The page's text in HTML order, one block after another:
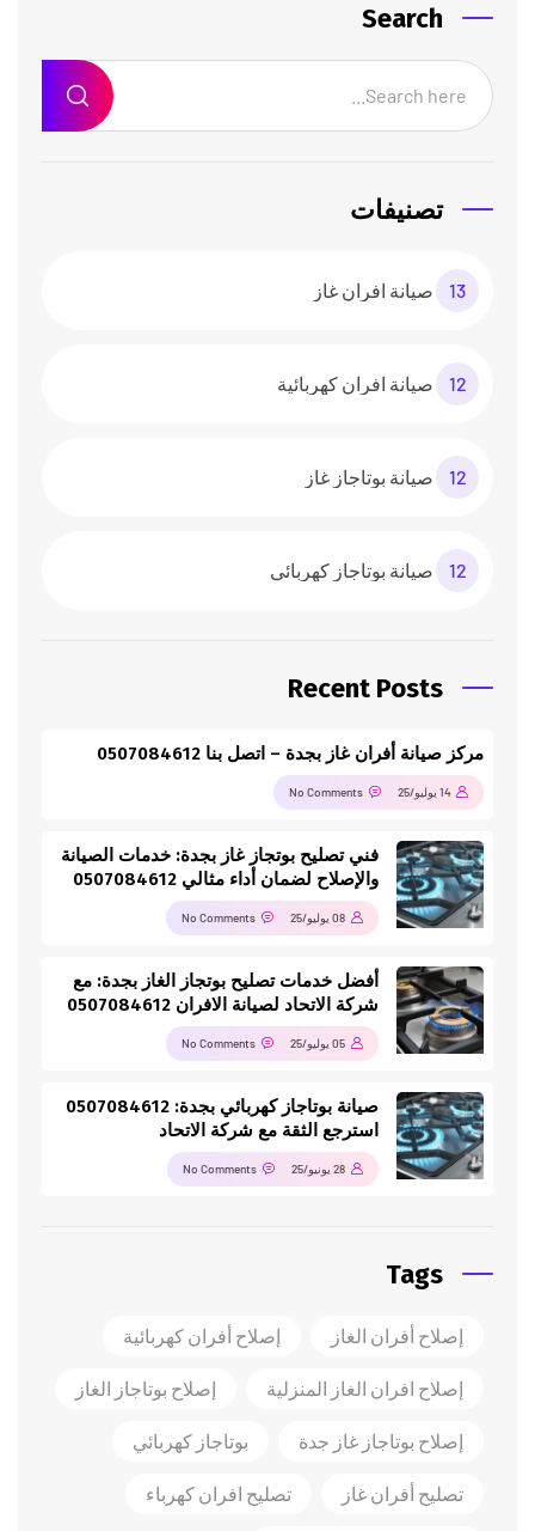
Search
تصنيفات
صيانة افران غاز 13
صيانة افران كهربائية 12
صيانة بوتاجاز غاز 12
صيانة بوتاجاز كهربائي 12
Recent Posts
مركز صيانة أفران غاز بجدة – اتصل بنا 0507084612
14 يوليو/25 No Comments
فني تصليح بوتجاز غاز بجدة: خدمات الصيانة
والإصلاح لضمان أداء مثالي 0507084612
08 يوليو/25 No Comments
أفضل خدمات تصليح بوتجاز الغاز بجدة: مع
شركة الاتحاد لصيانة الافران 0507084612
05 يوليو/25 No Comments
صيانة بوتاجاز كهربائي بجدة: 0507084612
استرجع الثقة مع شركة الاتحاد
28 يونيو/25 No Comments
Tags
إصلاح أفران الغاز إصلاح أفران كهربائية
إصلاح افران الغاز المنزلية إصلاح بوتاجاز الغاز
إصلاح بوتاجاز غاز جدة بوتاجاز كهربائي
تصليح أفران غاز تصليح افران كهرباء